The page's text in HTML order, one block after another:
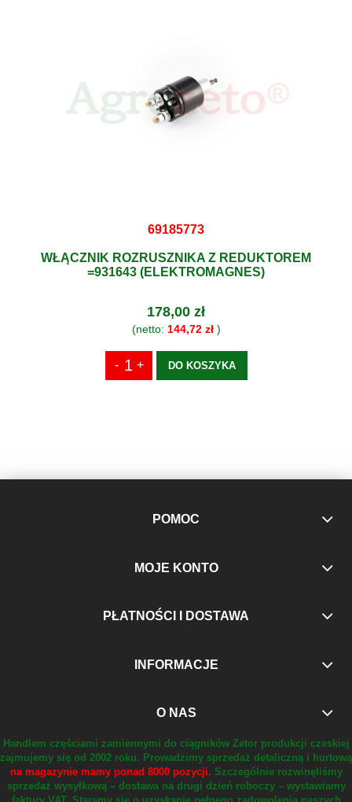
69185773
WŁĄCZNIK ROZRUSZNIKA Z REDUKTOREM
=931643 (ELEKTROMAGNES)
178,00 zł
(netto: 144,72 zł)
DO KOSZYKA
POMOC
MOJE KONTO
PŁATNOŚCI I DOSTAWA
INFORMACJE
O NAS
Handlem częściami zamiennymi do ciągników Zetor produkcji czeskiej
zajmujemy się od 2002 roku. Prowadzimy sprzedaż detaliczną i hurtową
na magazynie mamy ponad 8000 pozycji. Szczególnie rozwinęliśmy
sprzedaż wysyłkową – dostawa na drugi dzień roboczy – wystawiamy